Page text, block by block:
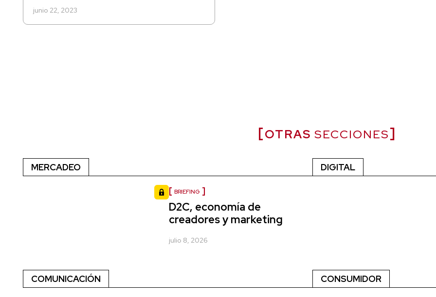
junio 22, 2023
OTRAS SECCIONES
MERCADEO
BRIEFING
D2C, economía de
creadores y marketing
julio 8, 2026
DIGITAL
COMUNICACIÓN CONSUMIDOR